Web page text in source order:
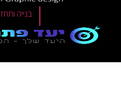
| בנייה